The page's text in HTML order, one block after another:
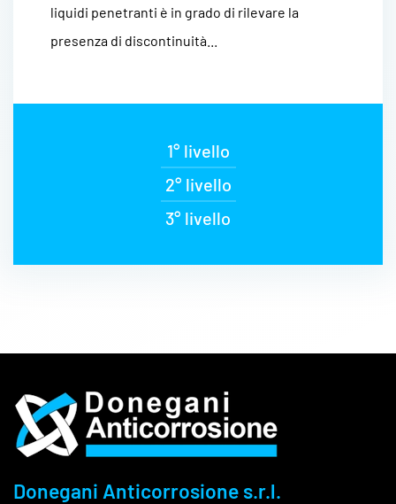
liquidi penetranti è in grado di rilevare la
presenza di discontinuità...
1° livello
2° livello
3° livello
Donegani Anticorrosione s.r.l.